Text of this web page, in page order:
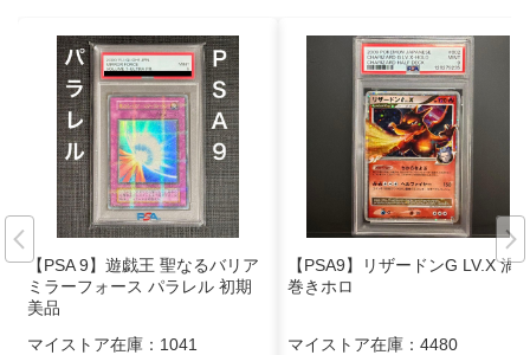
【PSA 9】遊戯王 聖なるバリア
ミラーフォース パラレル 初期
美品
マイストア在庫： 1041
【PSA9】リザードンG LV.X 渦
巻きホロ
マイストア在庫： 4480